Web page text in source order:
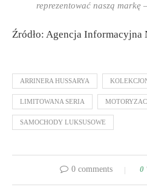
reprezentować naszą markę
Źródło: Agencja Informacyjna
ARRINERA HUSSARYA
LIMITOWANA SERIA
SAMOCHODY LUKSUSOWE
0 comments 0